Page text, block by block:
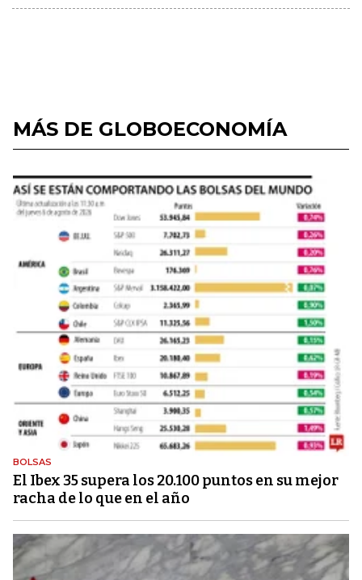
MÁS DE GLOBOECONOMÍA
BOLSAS
El Ibex 35 supera los 20.100 puntos en su mejor
racha de lo que en el año